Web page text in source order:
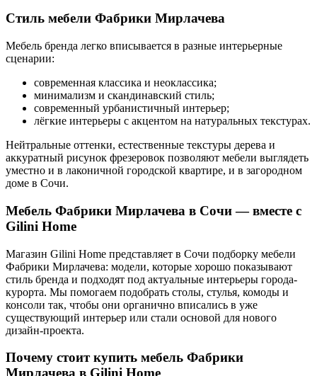
Стиль мебели Фабрики Мирлачева
Мебель бренда легко вписывается в разные интерьерные
сценарии:
современная классика и неоклассика;
минимализм и скандинавский стиль;
современный урбанистичный интерьер;
лёгкие интерьеры с акцентом на натуральных текстурах.
Нейтральные оттенки, естественные текстуры дерева и
аккуратный рисунок фрезеровок позволяют мебели выглядеть
уместно и в лаконичной городской квартире, и в загородном
доме в Сочи.
Мебель Фабрики Мирлачева в Сочи — вместе с
Gilini Home
Магазин Gilini Home представляет в Сочи подборку мебели
Фабрики Мирлачева: модели, которые хорошо показывают
стиль бренда и подходят под актуальные интерьеры города-
курорта. Мы помогаем подобрать столы, стулья, комоды и
консоли так, чтобы они органично вписались в уже
существующий интерьер или стали основой для нового
дизайн-проекта.
Почему стоит купить мебель Фабрики